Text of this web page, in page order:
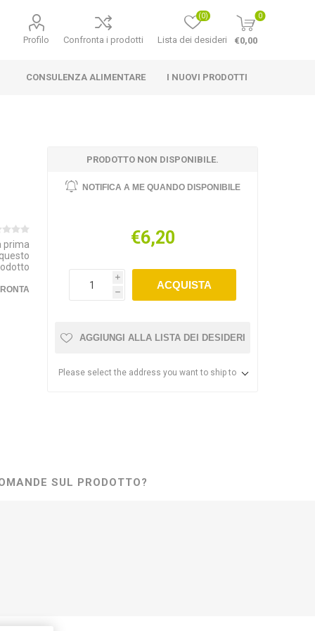
Profilo Confronta i prodotti Lista dei desideri
(0) 0
€0,00
CONSULENZA ALIMENTARE I NUOVI PRODOTTI
prima
PRODOTTO NON DISPONIBILE.
NOTIFICA A ME QUANDO DISPONIBILE
€6,20
i
h
ACQUISTA
AGGIUNGI ALLA LISTA DEI DESIDERI
Please select the address you want to ship to
SUL PRODOTTO?